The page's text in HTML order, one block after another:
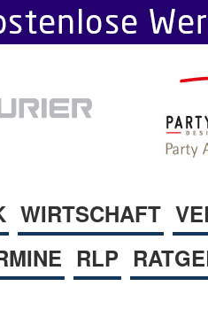
WIRTSCHAFT
RLP